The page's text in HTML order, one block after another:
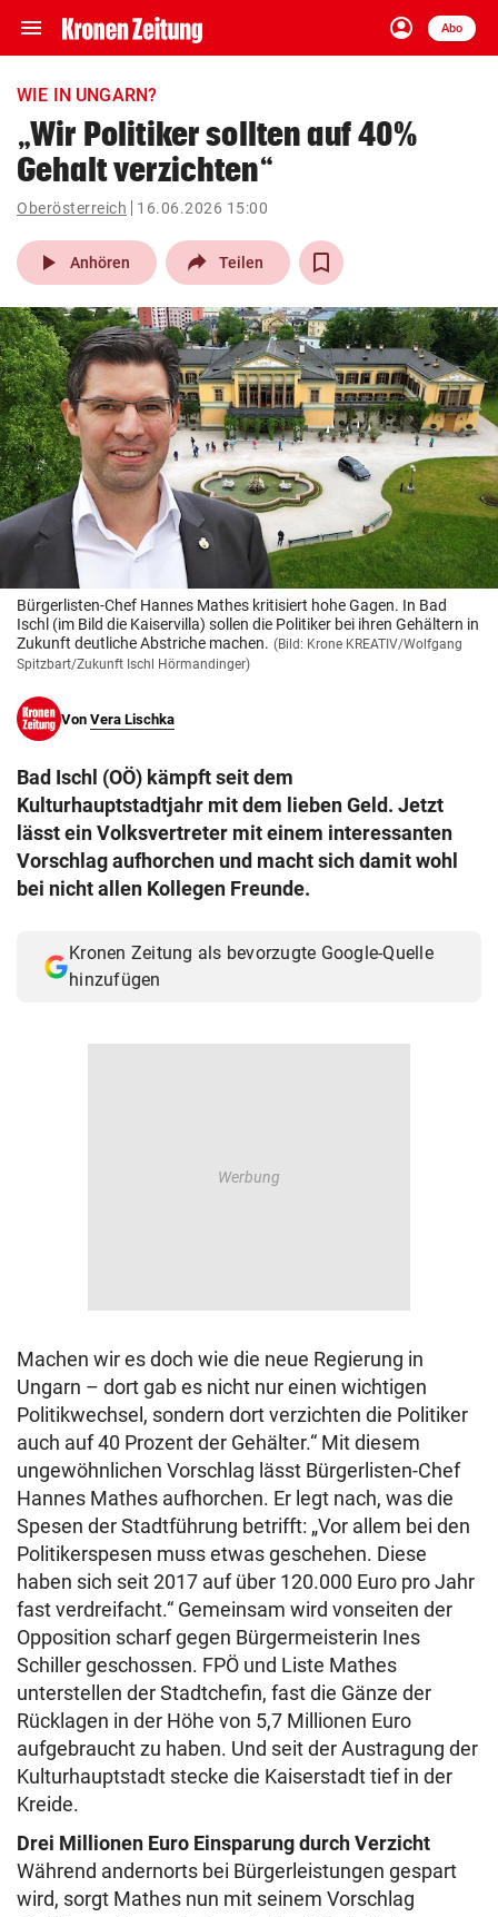
menu Navigation
ein-/ausklappen
account_circle
Anmelden
Abo
close Schließen
account_circle Anmelden
pin_drop
Wien arrow_right
bookmark
search
Suchbegriff
eingeben
© Krone Multimedia GmbH & Co KG 2026
Muthgasse 2, 1190 Wien
WIE IN UNGARN?
„Wir Politiker sollten auf 40%
Gehalt verzichten“
Oberösterreich 16.06.2026 15:00
play_arrow Anhören Teilen
Bürgerlisten-Chef Hannes Mathes kritisiert hohe Gagen. In Bad
Ischl (im Bild die Kaiservilla) sollen die Politiker bei ihren Gehältern in
Zukunft deutliche Abstriche machen. (Bild: Krone KREATIV/Wolfgang
Spitzbart/Zukunft Ischl Hörmandinger)
Von Vera Lischka
Bad Ischl (OÖ) kämpft seit dem
Kulturhauptstadtjahr mit dem lieben Geld. Jetzt
lässt ein Volksvertreter mit einem interessanten
Vorschlag aufhorchen und macht sich damit wohl
bei nicht allen Kollegen Freunde.
Kronen Zeitung als bevorzugte Google-Quelle
hinzufügen
Machen wir es doch wie die neue Regierung in
Ungarn – dort gab es nicht nur einen wichtigen
Politikwechsel, sondern dort verzichten die Politiker
auch auf 40 Prozent der Gehälter.“ Mit diesem
ungewöhnlichen Vorschlag lässt Bürgerlisten-Chef
Hannes Mathes aufhorchen. Er legt nach, was die
Spesen der Stadtführung betrifft: „Vor allem bei den
Politikerspesen muss etwas geschehen. Diese
haben sich seit 2017 auf über 120.000 Euro pro Jahr
fast verdreifacht.“ Gemeinsam wird vonseiten der
Opposition scharf gegen Bürgermeisterin Ines
Schiller geschossen. FPÖ und Liste Mathes
unterstellen der Stadtchefin, fast die Gänze der
Rücklagen in der Höhe von 5,7 Millionen Euro
aufgebraucht zu haben. Und seit der Austragung der
Kulturhauptstadt stecke die Kaiserstadt tief in der
Kreide.
Drei Millionen Euro Einsparung durch Verzicht
Während andernorts bei Bürgerleistungen gespart
wird, sorgt Mathes nun mit seinem Vorschlag